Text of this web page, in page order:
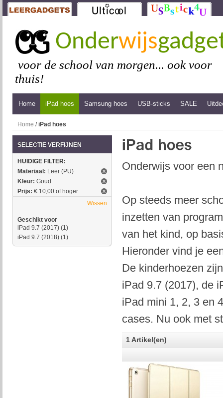
Onderwijs
voor de school van morgen... ook voor
thuis!
Home iPad hoes Samsung hoes USB-sticks SALE
Home /iPad hoes
Onderwijs voor een
Op steeds meer
inzetten van
van het kind, op
Hieronder vind je
De kinderhoezen
iPad 9.7 (2017), de
iPad mini 1, 2, 3 en
cases. Nu ook met
1 Artikel(en)
SELECTIE VERFIJNEN
HUIDIGE FILTER:
Materiaal: Leer (PU)
Kleur: Goud
Prijs: € 10,00 of hoger
Wissen
Geschikt voor
iPad 9.7 (2017) (1)
iPad 9.7 (2018) (1)